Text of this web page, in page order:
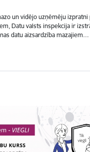
un vidējo uzņēmēju izpratni
Datu valsts inspekcija ir
datu aizsardzība mazajiem…